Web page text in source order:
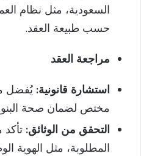
السعودية، مثل نظام
حسب طبيعة العقد.
مراجعة العقد
استشارة قانونية: يُفضل
مختص لضمان صحة
التحقق من الوثائق:
المطلوبة، مثل الهوية